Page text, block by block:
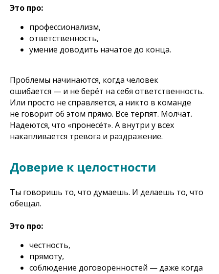
Это про:
профессионализм,
ответственность,
умение доводить начатое до конца.
Проблемы начинаются, когда человек
ошибается — и не берёт на себя ответственность.
Или просто не справляется, а никто в команде
не говорит об этом прямо. Все терпят. Молчат.
Надеются, что «пронесёт». А внутри у всех
накапливается тревога и раздражение.
Доверие к целостности
Ты говоришь то, что думаешь. И делаешь то, что
обещал.
Это про:
честность,
прямоту,
соблюдение договорённостей — даже когда